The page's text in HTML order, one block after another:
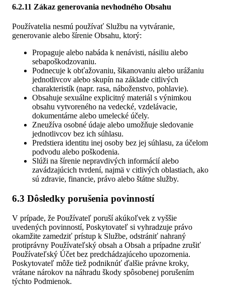
6.2.11 Zákaz generovania nevhodného Obsahu
Používatelia nesmú používať Službu na vytváranie,
generovanie alebo šírenie Obsahu, ktorý:
Propaguje alebo nabáda k nenávisti, násiliu alebo
sebapoškodzovaniu.
Podnecuje k obťažovaniu, šikanovaniu alebo urážaniu
jednotlivcov alebo skupín na základe citlivých
charakteristík (napr. rasa, náboženstvo, pohlavie).
Obsahuje sexuálne explicitný materiál s výnimkou
obsahu vytvoreného na vedecké, vzdelávacie,
dokumentárne alebo umelecké účely.
Zneužíva osobné údaje alebo umožňuje sledovanie
jednotlivcov bez ich súhlasu.
Predstiera identitu inej osoby bez jej súhlasu, za účelom
podvodu alebo poškodenia.
Slúži na šírenie nepravdivých informácií alebo
zavádzajúcich tvrdení, najmä v citlivých oblastiach, ako
sú zdravie, financie, právo alebo štátne služby.
6.3 Dôsledky porušenia povinností
V prípade, že Používateľ poruší akúkoľvek z vyššie
uvedených povinností, Poskytovateľ si vyhradzuje právo
okamžite zamedziť prístup k Službe, odstrániť nahraný
protiprávny Používateľský obsah a Obsah a prípadne zrušiť
Používateľský Účet bez predchádzajúceho upozornenia.
Poskytovateľ môže tiež podniknúť ďalšie právne kroky,
vrátane nárokov na náhradu škody spôsobenej porušením
týchto Podmienok.